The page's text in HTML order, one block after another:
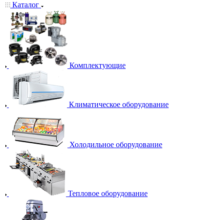
Каталог
Комплектующие
Климатическое оборудование
Холодильное оборудование
Тепловое оборудование